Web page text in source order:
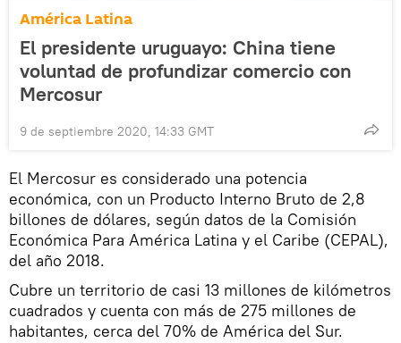
América Latina
El presidente uruguayo: China tiene
voluntad de profundizar comercio con
Mercosur
9 de septiembre 2020, 14:33 GMT
El Mercosur es considerado una potencia
económica, con un Producto Interno Bruto de 2,8
billones de dólares, según datos de la Comisión
Económica Para América Latina y el Caribe (CEPAL),
del año 2018.
Cubre un territorio de casi 13 millones de kilómetros
cuadrados y cuenta con más de 275 millones de
habitantes, cerca del 70% de América del Sur.